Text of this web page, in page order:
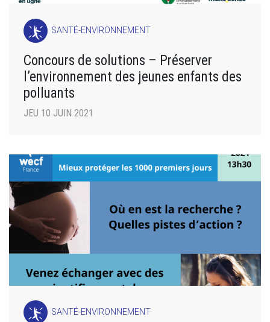
SANTÉ-ENVIRONNEMENT
Concours de solutions – Préserver
l’environnement des jeunes enfants des
polluants
JEU 10 JUIN 2021
SANTÉ-ENVIRONNEMENT